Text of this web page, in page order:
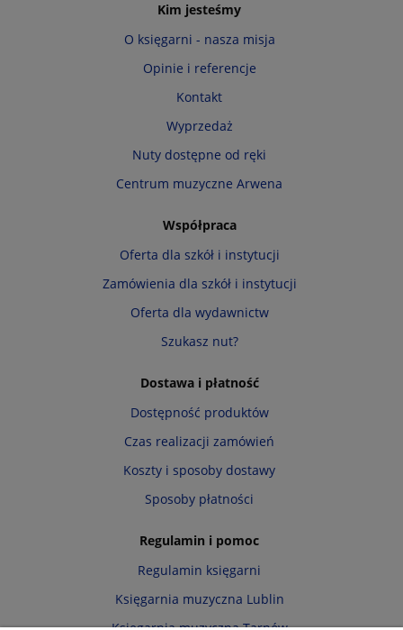
Kim jesteśmy
O księgarni - nasza misja
Opinie i referencje
Kontakt
Wyprzedaż
Nuty dostępne od ręki
Centrum muzyczne Arwena
Współpraca
Oferta dla szkół i instytucji
Zamówienia dla szkół i instytucji
Oferta dla wydawnictw
Szukasz nut?
Dostawa i płatność
Dostępność produktów
Czas realizacji zamówień
Koszty i sposoby dostawy
Sposoby płatności
Regulamin i pomoc
Regulamin księgarni
Księgarnia muzyczna Lublin